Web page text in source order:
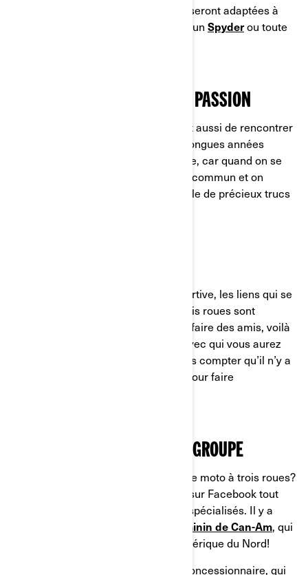
Et vous êtes assuré que ces sorties seront adaptées à
, un Spyderou toute
POUR APPROFONDIR VOTRE PASSION
permettent aussi de rencontrer
d’autres mordus, certains ayant de longues années
d’expérience. Voilà qui est formidable, car quand on se
rassemble autour d’un passe-temps commun et on
découvre tout naturellement une foule de précieux trucs
Un peu comme dans une équipe sportive, les liens qui se
créent dans un groupe de moto à trois roues sont
uniques. Si vous avez envie de vous faire des amis, voilà
l’occasion de rencontrer des gens avec qui vous aurez
forcément des atomes crochus! Sans compter qu’il n’y a
rien comme le grand air et le soleil pour faire
COMMENT TROUVER VOTRE GROUPE
Mais où trouver d’autres amateurs de moto à trois roues?
Commencez par chercher en ligne, sur Facebook tout
particulièrement ou sur des forums spécialisés. Il y a
route au féminin de Can-Am, qui
réunit des groupes de partout en Amérique du Nord!
Vous pouvez aussi consulter votre concessionnaire, qui